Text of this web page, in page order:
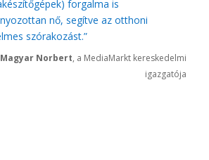
forgalma is
nő, segítve az otthoni
szórakozást.”
Magyar Norbert, a MediaMarkt kereskedelmi
igazgatója